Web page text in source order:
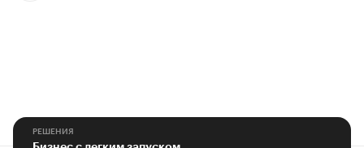
РЕШЕНИЯ